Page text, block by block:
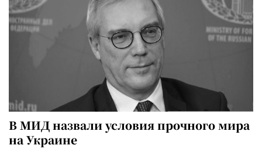
В МИД назвали условия прочного мира
на Украине